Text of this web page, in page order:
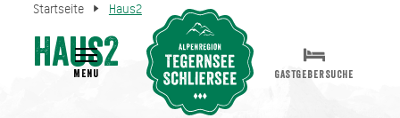
Startseite Haus2
Haus2
MENU GASTGEBERSUCHE